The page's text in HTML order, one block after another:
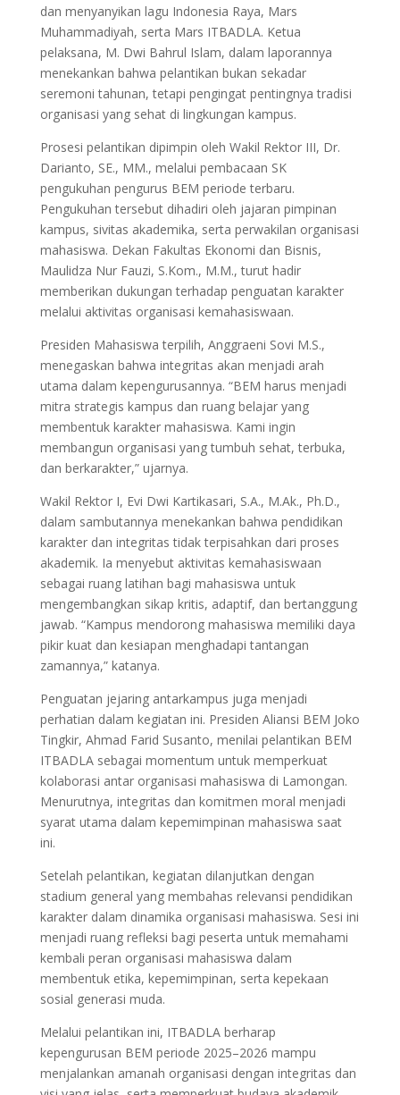
dan menyanyikan lagu Indonesia Raya, Mars
Muhammadiyah, serta Mars ITBADLA. Ketua
pelaksana, M. Dwi Bahrul Islam, dalam laporannya
menekankan bahwa pelantikan bukan sekadar
seremoni tahunan, tetapi pengingat pentingnya tradisi
organisasi yang sehat di lingkungan kampus.
Prosesi pelantikan dipimpin oleh Wakil Rektor III, Dr.
Darianto, SE., MM., melalui pembacaan SK
pengukuhan pengurus BEM periode terbaru.
Pengukuhan tersebut dihadiri oleh jajaran pimpinan
kampus, sivitas akademika, serta perwakilan organisasi
mahasiswa. Dekan Fakultas Ekonomi dan Bisnis,
Maulidza Nur Fauzi, S.Kom., M.M., turut hadir
memberikan dukungan terhadap penguatan karakter
melalui aktivitas organisasi kemahasiswaan.
Presiden Mahasiswa terpilih, Anggraeni Sovi M.S.,
menegaskan bahwa integritas akan menjadi arah
utama dalam kepengurusannya. “BEM harus menjadi
mitra strategis kampus dan ruang belajar yang
membentuk karakter mahasiswa. Kami ingin
membangun organisasi yang tumbuh sehat, terbuka,
dan berkarakter,” ujarnya.
Wakil Rektor I, Evi Dwi Kartikasari, S.A., M.Ak., Ph.D.,
dalam sambutannya menekankan bahwa pendidikan
karakter dan integritas tidak terpisahkan dari proses
akademik. Ia menyebut aktivitas kemahasiswaan
sebagai ruang latihan bagi mahasiswa untuk
mengembangkan sikap kritis, adaptif, dan bertanggung
jawab. “Kampus mendorong mahasiswa memiliki daya
pikir kuat dan kesiapan menghadapi tantangan
zamannya,” katanya.
Penguatan jejaring antarkampus juga menjadi
perhatian dalam kegiatan ini. Presiden Aliansi BEM Joko
Tingkir, Ahmad Farid Susanto, menilai pelantikan BEM
ITBADLA sebagai momentum untuk memperkuat
kolaborasi antar organisasi mahasiswa di Lamongan.
Menurutnya, integritas dan komitmen moral menjadi
syarat utama dalam kepemimpinan mahasiswa saat
ini.
Setelah pelantikan, kegiatan dilanjutkan dengan
stadium general yang membahas relevansi pendidikan
karakter dalam dinamika organisasi mahasiswa. Sesi ini
menjadi ruang refleksi bagi peserta untuk memahami
kembali peran organisasi mahasiswa dalam
membentuk etika, kepemimpinan, serta kepekaan
sosial generasi muda.
Melalui pelantikan ini, ITBADLA berharap
kepengurusan BEM periode 2025–2026 mampu
menjalankan amanah organisasi dengan integritas dan